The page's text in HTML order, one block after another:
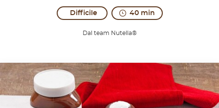
Difficile 40 min
Dal team Nutella®